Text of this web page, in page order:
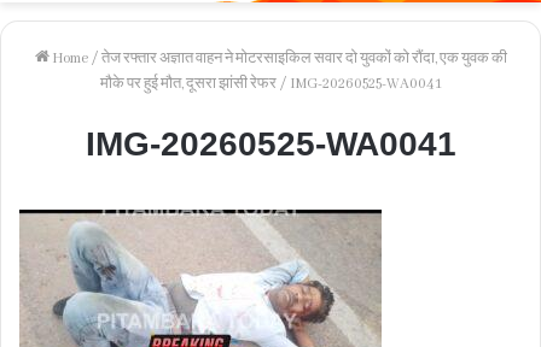
Home / तेज रफ्तार अज्ञात वाहन ने मोटरसाइकिल सवार दो युवकों को रौंदा, एक युवक की
मौके पर हुई मौत, दूसरा झांसी रेफर / IMG-20260525-WA0041
IMG-20260525-WA0041